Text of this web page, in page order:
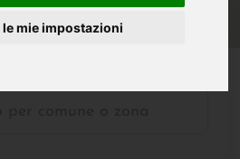
le mie impostazioni